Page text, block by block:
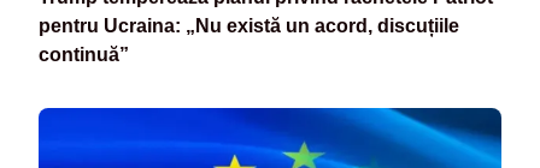
pentru Ucraina: „Nu există un acord, discuțiile
continuă”